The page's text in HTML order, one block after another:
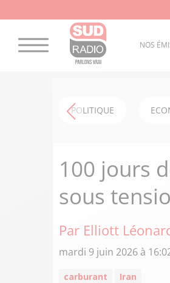
NOS
POLITIQUE
100 jours
sous
Par Elliott
mardi 9 juin 2026 à
carburant Iran